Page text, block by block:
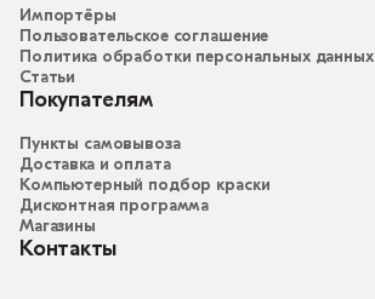
Импортёры
Пользовательское соглашение
Политика обработки персональных данных
Статьи
Покупателям
Пункты самовывоза
Доставка и оплата
Компьютерный подбор краски
Дисконтная программа
Магазины
Контакты